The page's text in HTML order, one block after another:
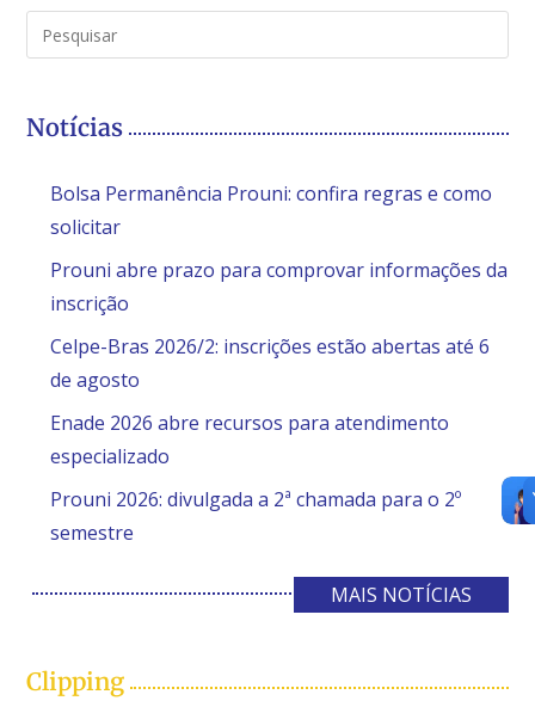
Notícias
Bolsa Permanência Prouni: confira regras e como
solicitar
Prouni abre prazo para comprovar informações da
inscrição
Celpe-Bras 2026/2: inscrições estão abertas até 6
de agosto
Enade 2026 abre recursos para atendimento
especializado
Prouni 2026: divulgada a 2ª chamada para o 2º
semestre
MAIS NOTÍCIAS
Clipping